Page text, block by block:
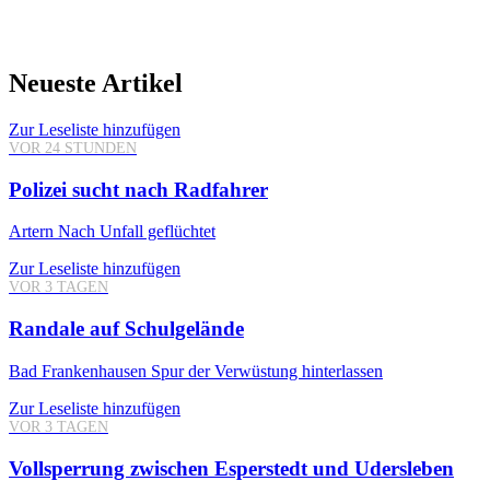
Neueste Artikel
Zur Leseliste hinzufügen
VOR 24 STUNDEN
Polizei sucht nach Radfahrer
Artern Nach Unfall geflüchtet
Zur Leseliste hinzufügen
VOR 3 TAGEN
Randale auf Schulgelände
Bad Frankenhausen Spur der Verwüstung hinterlassen
Zur Leseliste hinzufügen
VOR 3 TAGEN
Vollsperrung zwischen Esperstedt und Udersleben